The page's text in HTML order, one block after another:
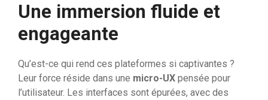
Une immersion fluide et
engageante
Qu’est-ce qui rend ces plateformes si captivantes ?
Leur force réside dans une micro-UX pensée pour
l’utilisateur. Les interfaces sont épurées, avec des